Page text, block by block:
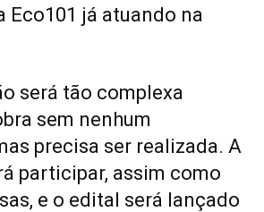
Eco101 já atuando na
será tão complexa
sem nenhum
precisa ser realizada. A
participar, assim como
e o edital será lançado